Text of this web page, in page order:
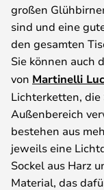
großen
sind und eine
den gesamten
Sie können auch
von Martinelli
Lichterketten, die
Außenbereich
bestehen aus
jeweils eine
Sockel aus Harz
Material, das